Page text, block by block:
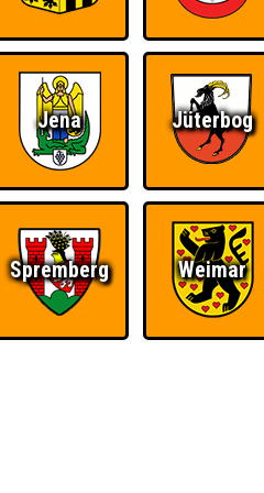
UNS
«
Jena Jüterbog
Spremberg Weimar